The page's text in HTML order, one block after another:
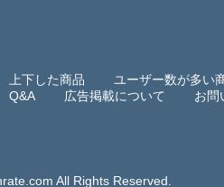
上下した商品
ユーザー数が多い
Q&A 広告掲載について お問
All Rights Reserved.